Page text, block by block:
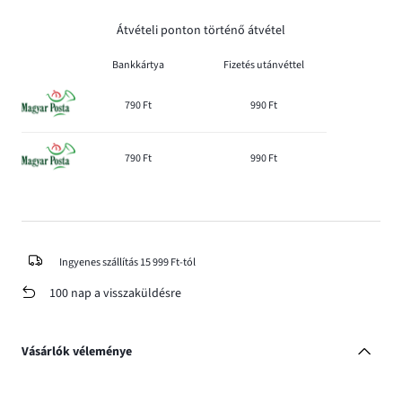
Átvételi ponton történő átvétel
Bankkártya Fizetés utánvéttel
790 Ft 990 Ft
790 Ft 990 Ft
Ingyenes szállítás 15 999 Ft-tól
100 nap a visszaküldésre
Vásárlók véleménye